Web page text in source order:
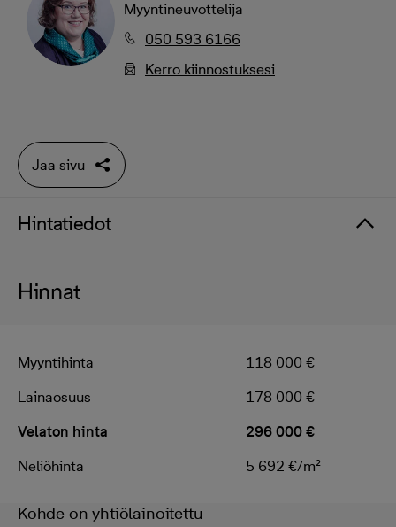
Myyntineuvottelija
050 593 6166
Kerro kiinnostuksesi
Jaa sivu
Hintatiedot
Hinnat
Myyntihinta
118 000 €
Lainaosuus
178 000 €
Velaton hinta
296 000 €
Neliöhinta
5 692 €/m²
Kohde on yhtiölainoitettu